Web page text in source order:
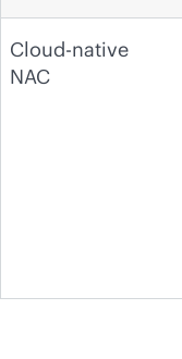
Cloud-native
NAC